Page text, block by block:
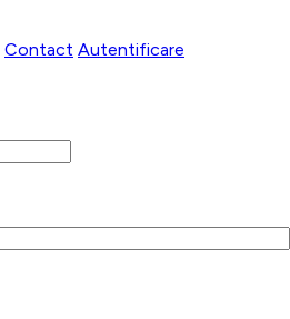
Contact Autentificare